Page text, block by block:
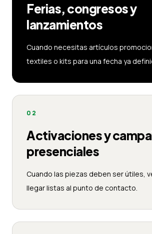
Ferias, congresos y
lanzamientos
Cuando necesitas artículos
textiles o kits para una fecha ya
02
Activaciones y
presenciales
Cuando las piezas deben ser útiles,
llegar listas al punto de contacto.